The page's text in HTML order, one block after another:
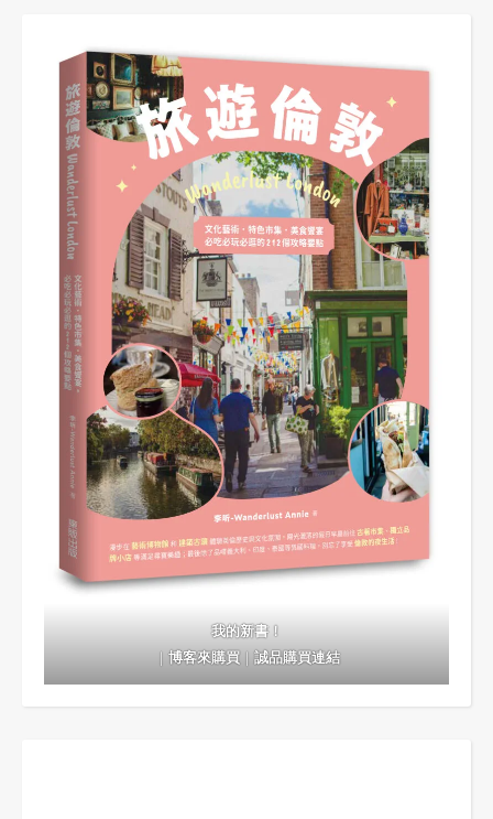
我的新書！
｜博客來購買｜誠品購買連結